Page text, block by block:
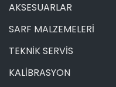
AKSESUARLAR
SARF MALZEMELERİ
TEKNİK SERVİS
KALİBRASYON